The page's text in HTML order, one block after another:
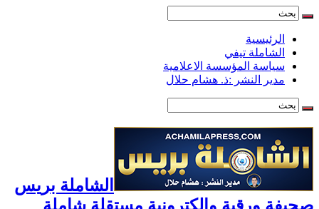
الرئيسية
الشاملة تيفي
سياسة المؤسسة الاعلامية
مدير النشر :ذ. هشام حلال
الشاملة بريس